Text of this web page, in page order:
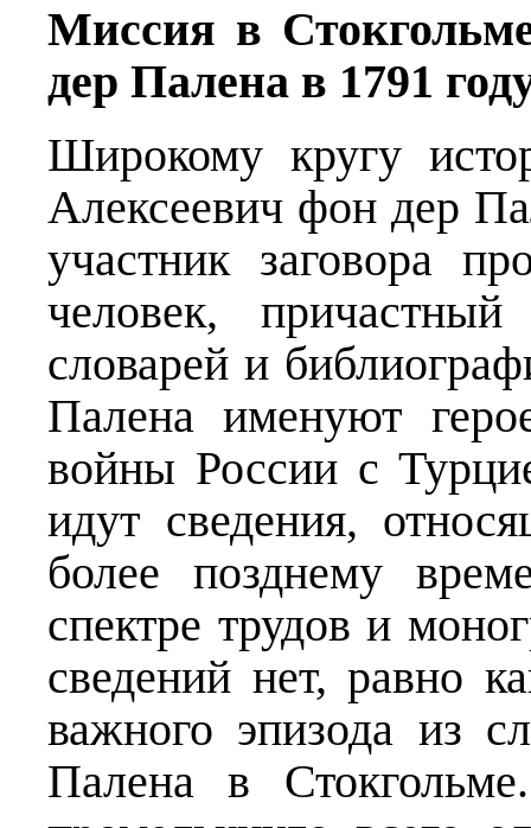
Миссия в
дер Палена в 1791
Широкому кругу
Алексеевич фон дер
участник заговора
человек,
словарей и
Палена именуют
войны России с
идут сведения,
более позднему
спектре трудов и
сведений нет, равно
важного эпизода из
Палена в